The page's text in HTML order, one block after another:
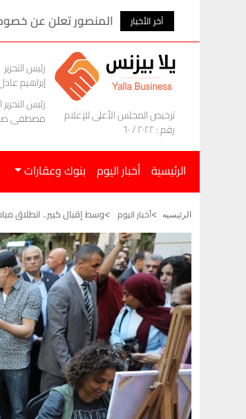
آخر الأخبار المنصور تعلن عن خصومات
ترخيص المجلس الأعلى للإعلام
رقم : ٢٠٢٢ / ٦٠
رئيس التحرير
إبراهيم
رئيس
مصطفى
الرئيسية أخبار اليوم بنوك وعقارات
الرئيسيه أخبار اليوم وسط إقبال كبير.. انطلاق